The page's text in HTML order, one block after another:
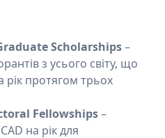
Scholarships–
з усього світу, що
рік протягом трьох
Fellowships–
на рік для